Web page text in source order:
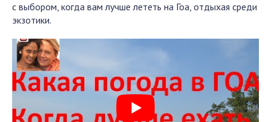
с выбором, когда вам лучше лететь на Гоа, отдыхая среди
экзотики.